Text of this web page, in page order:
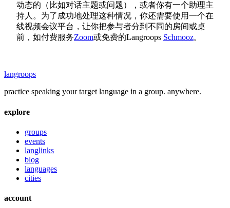
动态的（比如对话主题或问题），或者你有一个助理主
持人。为了成功地处理这种情况，你还需要使用一个在
线视频会议平台，让你把参与者分到不同的房间或桌
前，如付费服务Zoom或免费的Langroops Schmooz。
langroops
practice speaking your target language in a group. anywhere.
explore
groups
events
langlinks
blog
languages
cities
account